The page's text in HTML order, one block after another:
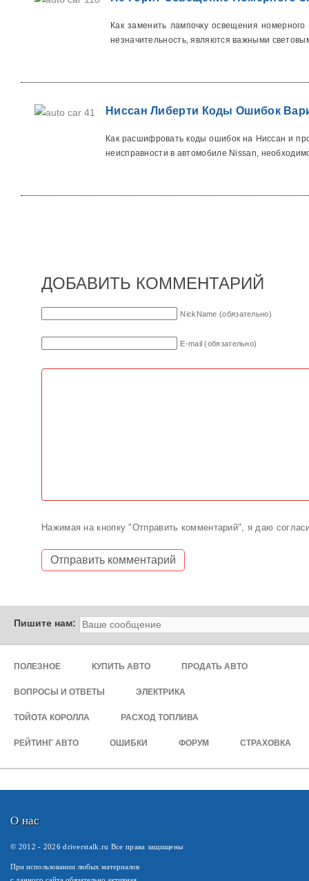
Как заменить лампочку освещения
незначительность, являются важными
Ниссан Либерти Коды Ошибок
Как расшифровать коды ошибок на Ниссан и
неисправности в автомобиле Nissan,
ДОБАВИТЬ КОММЕНТАРИЙ
NickName (обязательно)
E-mail (обязательно)
Нажимая на кнопку "Отправить комментарий", я даю
Пишите нам:
ПОЛЕЗНОЕ КУПИТЬ АВТО ПРОДАТЬ АВТО
ВОПРОСЫ И ОТВЕТЫ ЭЛЕКТРИКА
ТОЙОТА КОРОЛЛА РАСХОД ТОПЛИВА
РЕЙТИНГ АВТО ОШИБКИ ФОРУМ СТРАХОВКА
О нас
© 2012 - 2026driverstalk.ru Все права защищены
При использовании любых материалов